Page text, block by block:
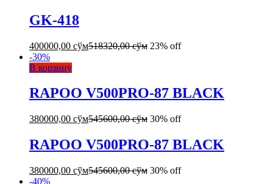
GK-418
400000,00 сўм518320,00сўм 23% off
-30%
В корзину
RAPOO V500PRO-87 BLACK
380000,00 сўм545600,00сўм 30% off
RAPOO V500PRO-87 BLACK
380000,00 сўм545600,00сўм 30% off
-40%